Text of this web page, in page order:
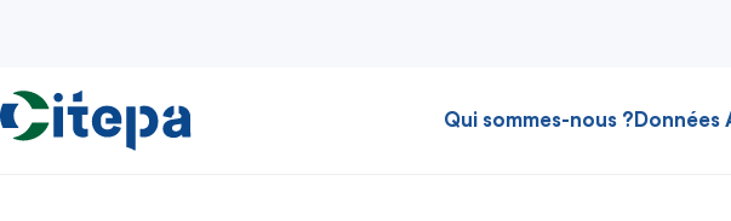
Qui sommes-nous ? Données